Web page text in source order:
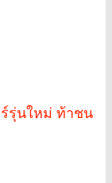
ร์รุ่นใหม่ ท้าชน